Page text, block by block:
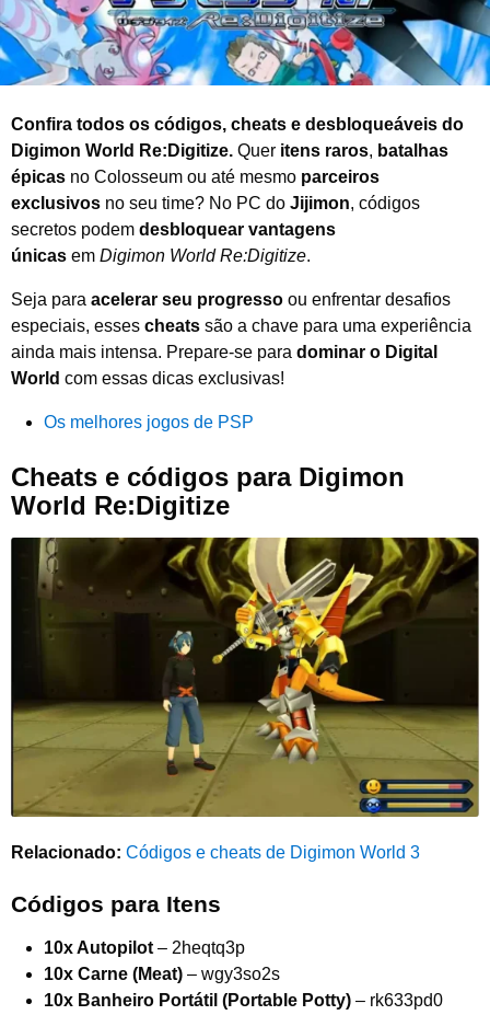
Confira todos os códigos, cheats e desbloqueáveis do
Digimon World Re:Digitize. Quer itens raros, batalhas
épicas no Colosseum ou até mesmo parceiros
exclusivos no seu time? No PC do Jijimon, códigos
secretos podem desbloquear vantagens
únicas em Digimon World Re:Digitize.
Seja para acelerar seu progresso ou enfrentar desafios
especiais, esses cheats são a chave para uma experiência
ainda mais intensa. Prepare-se para dominar o Digital
World com essas dicas exclusivas!
Os melhores jogos de PSP
Cheats e códigos para Digimon
World Re:Digitize
Relacionado: Códigos e cheats de Digimon World 3
Códigos para Itens
10x Autopilot – 2heqtq3p
10x Carne (Meat) – wgy3so2s
10x Banheiro Portátil (Portable Potty) – rk633pd0